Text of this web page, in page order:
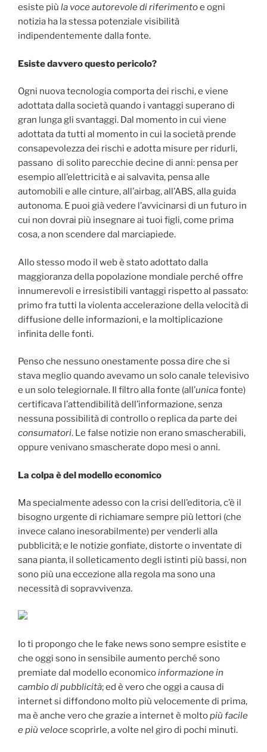
esiste più la voce autorevole di riferimentoe ogni
notizia ha la stessa potenziale visibilità
indipendentemente dalla fonte.
Esiste davvero questo pericolo?
Ogni nuova tecnologia comporta dei rischi, e viene
adottata dalla società quando i vantaggi superano di
gran lunga gli svantaggi. Dal momento in cui viene
adottata da tutti al momento in cui la società prende
consapevolezza dei rischi e adotta misure per ridurli,
passano di solito parecchie decine di anni: pensa per
esempio all’elettricità e ai salvavita, pensa alle
automobili e alle cinture, all’airbag, all’ABS, alla guida
autonoma. E puoi già vedere l’avvicinarsi di un futuro in
cui non dovrai più insegnare ai tuoi figli, come prima
cosa, a non scendere dal marciapiede.
Allo stesso modo il web è stato adottato dalla
maggioranza della popolazione mondiale perché offre
innumerevoli e irresistibili vantaggi rispetto al passato:
primo fra tutti la violenta accelerazione della velocità di
diffusione delle informazioni, e la moltiplicazione
infinita delle fonti.
Penso che nessuno onestamente possa dire che si
stava meglio quando avevamo un solo canale televisivo
e un solo telegiornale. Il filtro alla fonte (all’unicafonte)
certificava l’attendibilità dell’informazione, senza
nessuna possibilità di controllo o replica da parte dei
consumatori. Le false notizie non erano smascherabili,
oppure venivano smascherate dopo mesi o anni.
La colpa è del modello economico
Ma specialmente adesso con la crisi dell’editoria, c’è il
bisogno urgente di richiamare sempre più lettori (che
invece calano inesorabilmente) per venderli alla
pubblicità; e le notizie gonfiate, distorte o inventate di
sana pianta, il solleticamento degli istinti più bassi, non
sono più una eccezione alla regola ma sono una
necessità di sopravvivenza.
Io ti propongo che le fake news sono sempre esistite e
che oggi sono in sensibile aumento perché sono
premiate dal modello economicoinformazione in
cambio di pubblicità; ed è vero che oggi a causa di
internet si diffondono molto più velocemente di prima,
ma è anche vero che grazie a internet è moltopiù facile
e più velocescoprirle, a volte nel giro di pochi minuti.